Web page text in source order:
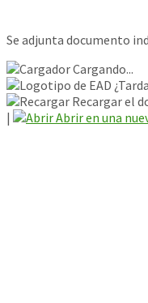
Se adjunta documento
Cargando...
Recargar el
|
Abrir en una